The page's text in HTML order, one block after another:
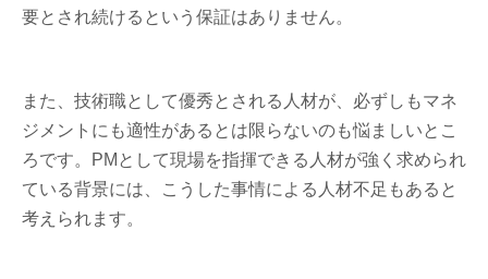
要とされ続けるという保証はありません。
また、技術職として優秀とされる人材が、必ずしもマネ
ジメントにも適性があるとは限らないのも悩ましいとこ
ろです。PMとして現場を指揮できる人材が強く求められ
ている背景には、こうした事情による人材不足もあると
考えられます。